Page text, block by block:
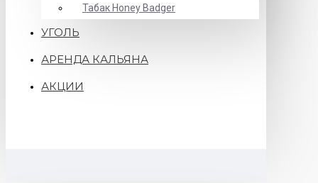
Табак Honey Badger
УГОЛЬ
АРЕНДА КАЛЬЯНА
АКЦИИ